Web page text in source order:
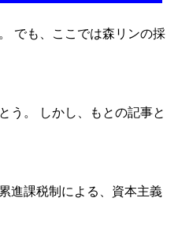
でも、ここでは森リンの採
う。 しかし、もとの記事と
進課税制による、資本主義